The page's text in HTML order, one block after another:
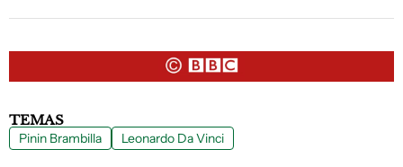
TEMAS
Pinin Brambilla Leonardo Da Vinci